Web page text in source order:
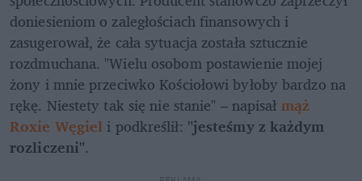
doniesieniom o zaległościach finansowych i
zasugerował, że cała sytuacja została sztucznie
rozdmuchana. "Wielu osobom postawienie mojej
żony i mnie przeciwko Kościołowi byłoby bardzo na
rękę. Niestety tak się nie stanie" – napisał mąż
Roxie Węgiel i podkreślił: "jesteśmy z każdym
rozliczeni".